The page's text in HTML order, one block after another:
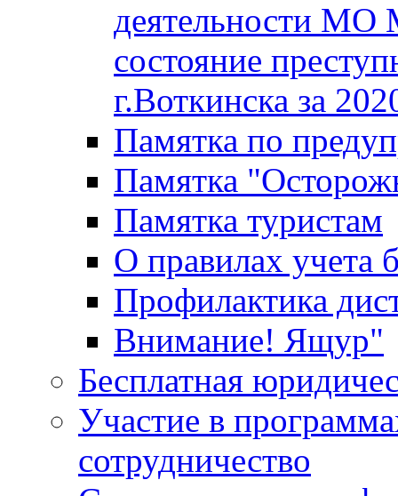
деятельности МО
состояние
г.Воткинска за
Памятка по
Памятка
Памятка туристам
О правилах учета
Профилактика
Внимание! Ящур"
Бесплатная
Участие в
сотрудничество